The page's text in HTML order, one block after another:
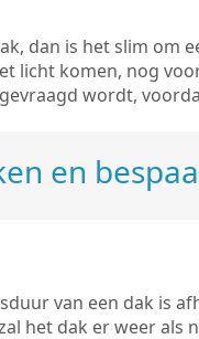
dan is het slim om
licht komen, nog
wordt,
en
van een dak is
het dak er weer als